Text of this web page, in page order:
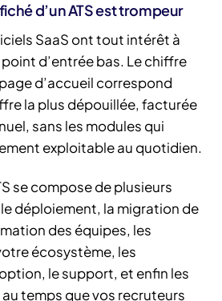
d’un ATS est trompeur
SaaS ont tout intérêt à
d’entrée bas. Le chiffre
d’accueil correspond
la plus dépouillée, facturée
sans les modules qui
exploitable au quotidien.
se compose de plusieurs
déploiement, la migration de
des équipes, les
écosystème, les
le support, et enfin les
temps que vos recruteurs